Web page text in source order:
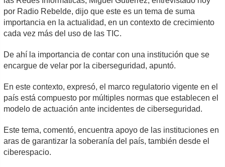
por Radio Rebelde, dijo que este es un tema de suma
importancia en la actualidad, en un contexto de crecimiento
cada vez más del uso de las TIC.
De ahí la importancia de contar con una institución que se
encargue de velar por la ciberseguridad, apuntó.
En este contexto, expresó, el marco regulatorio vigente en el
país está compuesto por múltiples normas que establecen el
modelo de actuación ante incidentes de ciberseguridad.
Este tema, comentó, encuentra apoyo de las instituciones en
aras de garantizar la soberanía del país, también desde el
ciberespacio.